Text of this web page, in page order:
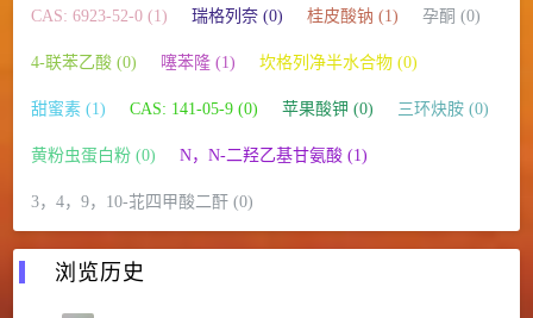
CAS: 6923-52-0 (1) 瑞格列奈 (0) 桂皮酸钠 (1) 孕酮 (0)
4-联苯乙酸 (0) 噻苯隆 (1) 坎格列净半水合物 (0)
甜蜜素 (1) CAS: 141-05-9 (0) 苹果酸钾 (0) 三环炔胺 (0)
黄粉虫蛋白粉 (0) N，N-二羟乙基甘氨酸 (1)
3，4，9，10-苝四甲酸二酐 (0)
浏览历史